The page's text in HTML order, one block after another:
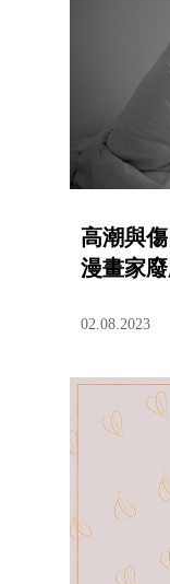
高潮與
漫畫家
02.08.2023